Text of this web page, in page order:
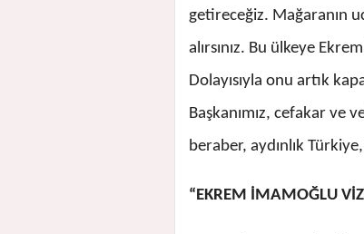
getireceğiz. Mağaranın
alırsınız. Bu ülkeye
Dolayısıyla onu artık
Başkanımız, cefakar ve
beraber, aydınlık
“EKREM İMAMOĞLU